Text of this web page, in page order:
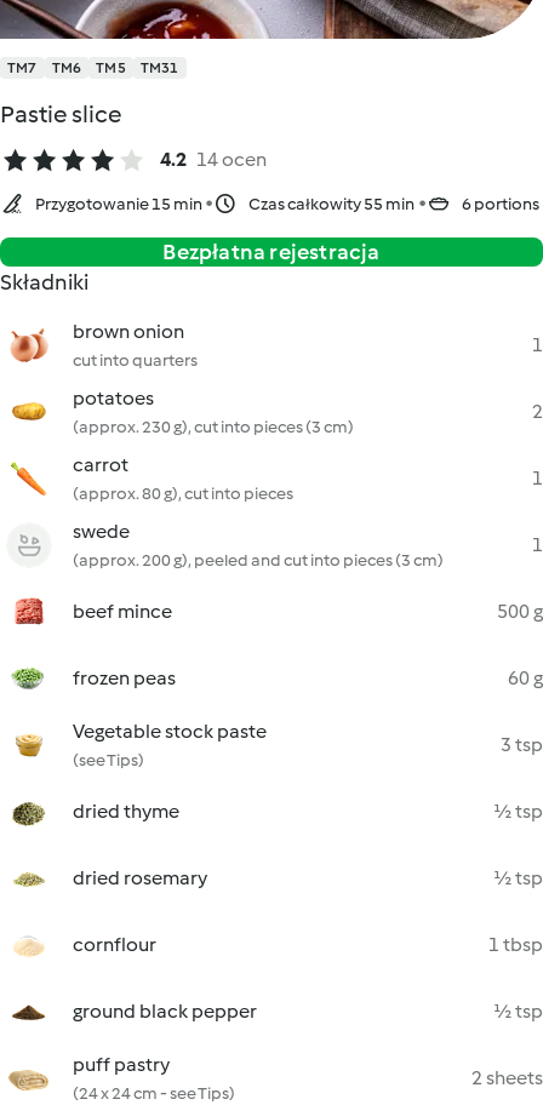
TM7 TM6 TM5 TM31
Pastie slice
4.2 14 ocen
Przygotowanie 15 min Czas całkowity 55 min 6 portions
Bezpłatna rejestracja
Składniki
brown onion
cut into quarters
1
potatoes
(approx. 230 g), cut into pieces (3 cm)
2
carrot
(approx. 80 g), cut into pieces
1
swede
(approx. 200 g), peeled and cut into pieces (3 cm)
1
beef mince 500 g
frozen peas 60 g
Vegetable stock paste
(see Tips)
3 tsp
dried thyme ½ tsp
dried rosemary ½ tsp
cornflour 1 tbsp
ground black pepper ½ tsp
puff pastry
(24 x 24 cm - see Tips)
2 sheets